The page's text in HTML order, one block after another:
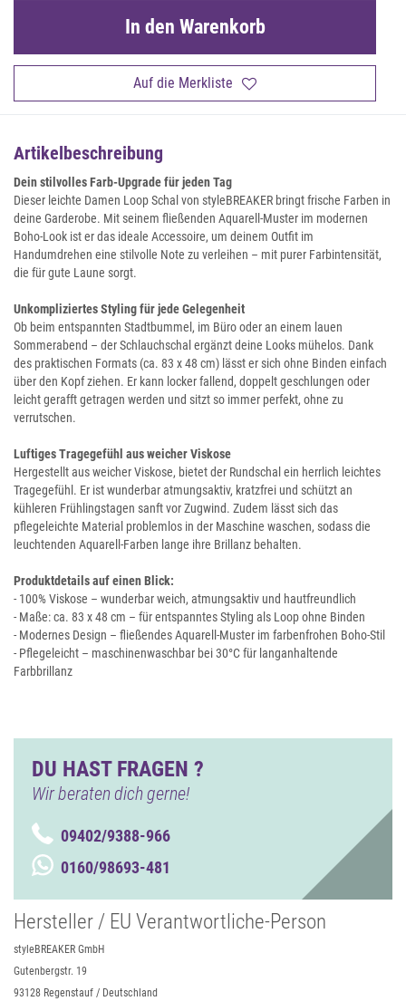
Auf die Merkliste
In den Warenkorb
Artikelbeschreibung
Dein stilvolles Farb-Upgrade für jeden Tag
Dieser leichte Damen Loop Schal von styleBREAKER bringt frische Farben in
deine Garderobe. Mit seinem fließenden Aquarell-Muster im modernen
Boho-Look ist er das ideale Accessoire, um deinem Outfit im
Handumdrehen eine stilvolle Note zu verleihen – mit purer Farbintensität,
die für gute Laune sorgt.
Unkompliziertes Styling für jede Gelegenheit
Ob beim entspannten Stadtbummel, im Büro oder an einem lauen
Sommerabend – der Schlauchschal ergänzt deine Looks mühelos. Dank
des praktischen Formats (ca. 83 x 48 cm) lässt er sich ohne Binden einfach
über den Kopf ziehen. Er kann locker fallend, doppelt geschlungen oder
leicht gerafft getragen werden und sitzt so immer perfekt, ohne zu
verrutschen.
Luftiges Tragegefühl aus weicher Viskose
Hergestellt aus weicher Viskose, bietet der Rundschal ein herrlich leichtes
Tragegefühl. Er ist wunderbar atmungsaktiv, kratzfrei und schützt an
kühleren Frühlingstagen sanft vor Zugwind. Zudem lässt sich das
pflegeleichte Material problemlos in der Maschine waschen, sodass die
leuchtenden Aquarell-Farben lange ihre Brillanz behalten.
Produktdetails auf einen Blick:
- 100% Viskose – wunderbar weich, atmungsaktiv und hautfreundlich
- Maße: ca. 83 x 48 cm – für entspanntes Styling als Loop ohne Binden
- Modernes Design – fließendes Aquarell-Muster im farbenfrohen Boho-Stil
- Pflegeleicht – maschinenwaschbar bei 30°C für langanhaltende
Farbbrillanz
DU HAST FRAGEN ?
Wir beraten dich gerne!
09402/9388-966
0160/98693-481
Hersteller / EU Verantwortliche-Person
styleBREAKER GmbH
Gutenbergstr. 19
93128 Regenstauf / Deutschland